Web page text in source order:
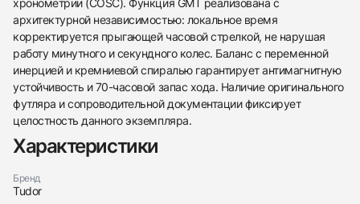
438
285
145
142
205
204
195
150
6
архитектурной независимостью: локальное время
корректируется прыгающей часовой стрелкой, не нарушая
работу минутного и секундного колес. Баланс с переменной
инерцией и кремниевой спиралью гарантирует антимагнитную
устойчивость и 70-часовой запас хода. Наличие оригинального
футляра и сопроводительной документации фиксирует
целостность данного экземпляра.
Характеристики
Бренд
Tudor
Заказать эти часы
Оставьте ваши контактные данные и мы свяжемся
с вами
Трейд-ин часов
Оставьте ваши контактные данные и мы свяжемся